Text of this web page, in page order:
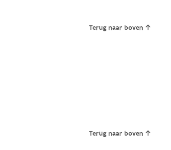
Terug naar boven
Terug naar boven